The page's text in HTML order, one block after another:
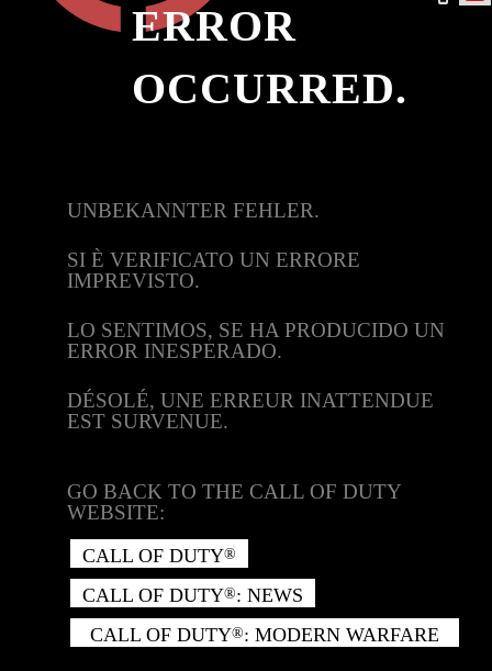
ERROR
OCCURRED.
UNBEKANNTER FEHLER.
SI È VERIFICATO UN ERRORE
IMPREVISTO.
LO SENTIMOS, SE HA PRODUCIDO UN
ERROR INESPERADO.
DÉSOLÉ, UNE ERREUR INATTENDUE
EST SURVENUE.
GO BACK TO THE CALL OF DUTY
WEBSITE:
CALL OF DUTY®
CALL OF DUTY®: NEWS
CALL OF DUTY®: MODERN WARFARE